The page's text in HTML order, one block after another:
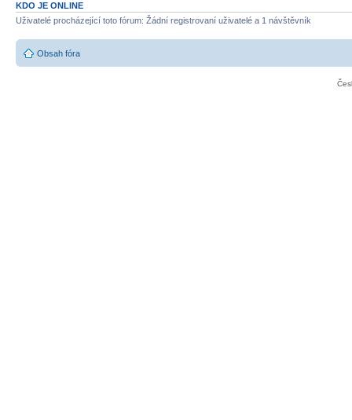
KDO JE ONLINE
Uživatelé procházející toto fórum: Žádní registrovaní uživatelé a 1 návštěvník
Obsah fóra